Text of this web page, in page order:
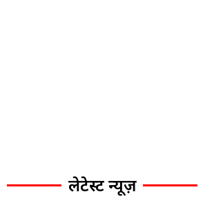
लेटेस्ट न्यूज़